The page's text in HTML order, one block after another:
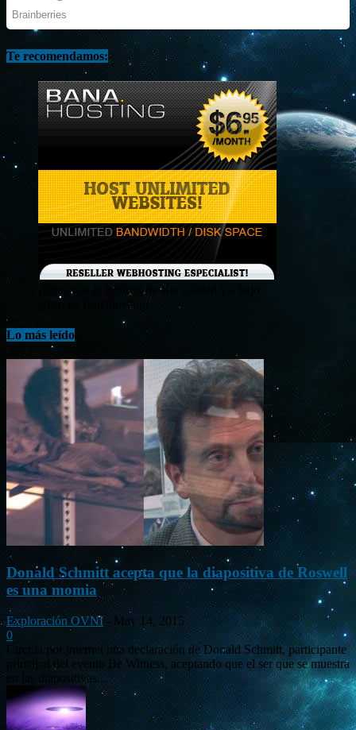
Te recomendamos:
¡Consigue tu hosting de alta calidad y a bajo
costo en Banahosting!
Lo más leído
Donald Schmitt acepta que la diapositiva de Roswell
es una momia
Exploración OVNI - May 14, 2015
0
Circula por internet una declaración de Donald Schmitt, participante
principal del evento Be Witness, aceptando que el ser que se muestra
en las diapositivas...